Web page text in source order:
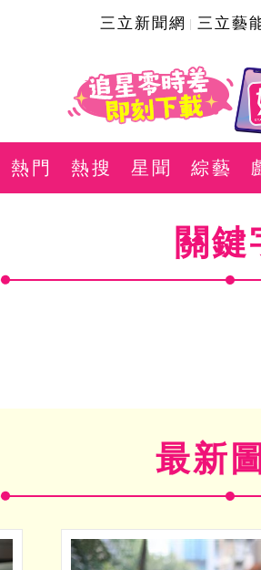
三立新聞網 三立藝
熱門 熱搜 星聞 綜藝
關鍵
最新